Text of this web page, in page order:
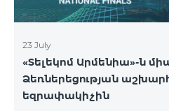
23 July
«Տելեկոմ Արմենիա»-ն
Ձեռներեցության
եզրափակիչին